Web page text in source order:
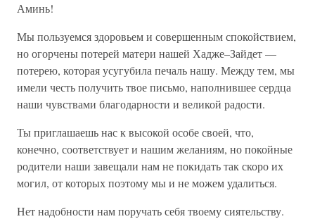
Аминь!
Мы пользуемся здоровьем и совершенным спокойствием,
но огорчены потерей матери нашей Хадже–Зайдет —
потерею, которая усугубила печаль нашу. Между тем, мы
имели честь получить твое письмо, наполнившее сердца
наши чувствами благодарности и великой радости.
Ты приглашаешь нас к высокой особе своей, что,
конечно, соответствует и нашим желаниям, но покойные
родители наши завещали нам не покидать так скоро их
могил, от которых поэтому мы и не можем удалиться.
Нет надобности нам поручать себя твоему сиятельству.